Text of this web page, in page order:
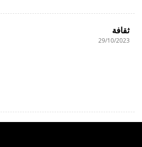
ثقافة
29/10/2023